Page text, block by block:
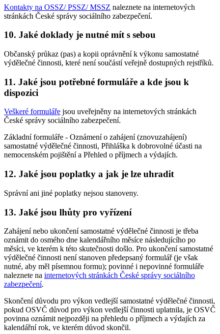
Kontakty na OSSZ/ PSSZ/ MSSZ naleznete na internetových
stránkách České správy sociálního zabezpečení.
10. Jaké doklady je nutné mít s sebou
Občanský průkaz (pas) a kopii oprávnění k výkonu samostatné
výdělečné činnosti, které není součástí veřejně dostupných rejstříků.
11. Jaké jsou potřebné formuláře a kde jsou k
dispozici
Veškeré formuláře jsou uveřejněny na internetových stránkách
České správy sociálního zabezpečení.
Základní formuláře - Oznámení o zahájení (znovuzahájení)
samostatné výdělečné činnosti, Přihláška k dobrovolné účasti na
nemocenském pojištění a Přehled o příjmech a výdajích.
12. Jaké jsou poplatky a jak je lze uhradit
Správní ani jiné poplatky nejsou stanoveny.
13. Jaké jsou lhůty pro vyřízení
Zahájení nebo ukončení samostatné výdělečné činnosti je třeba
oznámit do osmého dne kalendářního měsíce následujícího po
měsíci, ve kterém k této skutečnosti došlo. Pro ukončení samostatné
výdělečné činnosti není stanoven předepsaný formulář (je však
nutné, aby měl písemnou formu); povinné i nepovinné formuláře
naleznete na internetových stránkách České správy sociálního
zabezpečení.
Skončení důvodu pro výkon vedlejší samostatné výdělečné činnosti,
pokud OSVČ důvod pro výkon vedlejší činnosti uplatnila, je OSVČ
povinna oznámit nejpozději na přehledu o příjmech a výdajích za
kalendářní rok, ve kterém důvod skončil.